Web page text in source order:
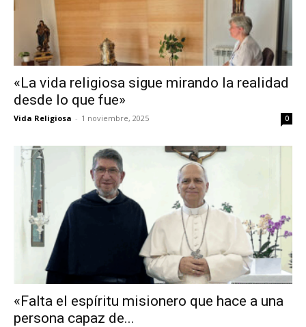
«La vida religiosa sigue mirando la realidad
desde lo que fue»
Vida Religiosa - 1 noviembre, 2025 0
«Falta el espíritu misionero que hace a una
persona capaz de...